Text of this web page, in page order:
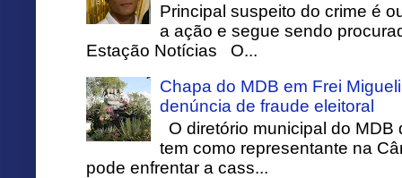
Principal suspeito do crime é
a ação e segue sendo
Estação Notícias O...
Chapa do MDB em Frei
denúncia de fraude eleitoral
O diretório municipal do
tem como representante na
pode enfrentar a cass...